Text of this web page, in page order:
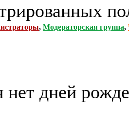
, Модераторская группа,
нет дней